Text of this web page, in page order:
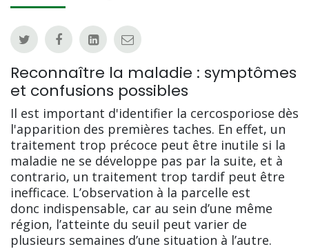
Reconnaître la maladie : symptômes
et confusions possibles
Il est important d'identifier la cercosporiose dès
l'apparition des premières taches. En effet, un
traitement trop précoce peut être inutile si la
maladie ne se développe pas par la suite, et à
contrario, un traitement trop tardif peut être
inefficace. L’observation à la parcelle est
donc indispensable, car au sein d’une même
région, l’atteinte du seuil peut varier de
plusieurs semaines d’une situation à l’autre.